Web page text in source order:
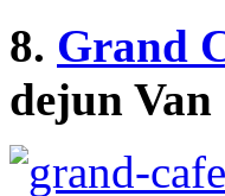
8. Grand
dejun